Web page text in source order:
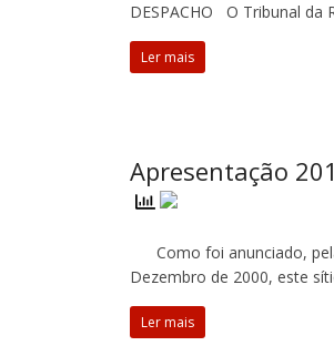
DESPACHO O Tribunal da
Ler mais
Apresentação
Como foi anunciado,
Dezembro de 2000, este
Ler mais